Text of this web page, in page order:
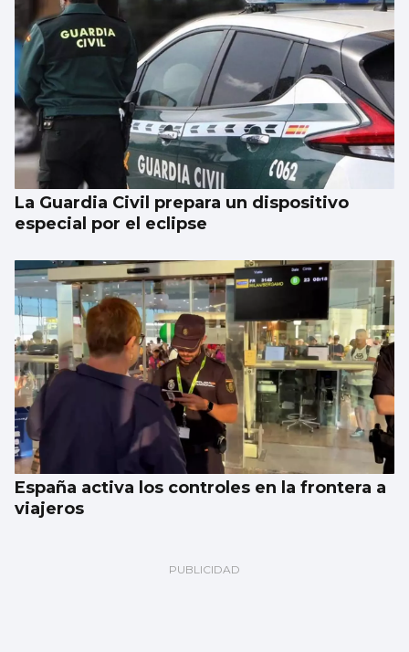
La Guardia Civil prepara un dispositivo
especial por el eclipse
España activa los controles en la frontera a
viajeros